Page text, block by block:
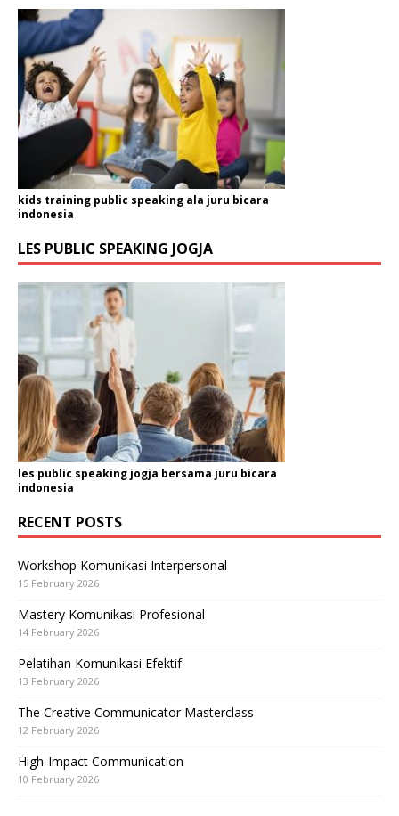
kids training public speaking ala juru bicara
indonesia
LES PUBLIC SPEAKING JOGJA
les public speaking jogja bersama juru bicara
indonesia
RECENT POSTS
Workshop Komunikasi Interpersonal
15 February 2026
Mastery Komunikasi Profesional
14 February 2026
Pelatihan Komunikasi Efektif
13 February 2026
The Creative Communicator Masterclass
12 February 2026
High-Impact Communication
10 February 2026